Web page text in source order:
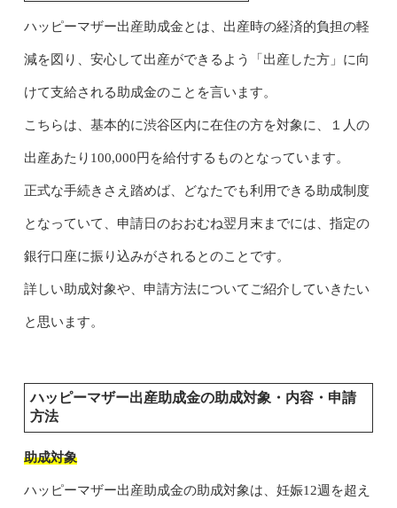
ハッピーマザー出産助成金とは、出産時の経済的負担の軽
減を図り、安心して出産ができるよう「出産した方」に向
けて支給される助成金のことを言います。
こちらは、基本的に渋谷区内に在住の方を対象に、１人の
出産あたり100,000円を給付するものとなっています。
正式な手続きさえ踏めば、どなたでも利用できる助成制度
となっていて、申請日のおおむね翌月末までには、指定の
銀行口座に振り込みがされるとのことです。
詳しい助成対象や、申請方法についてご紹介していきたい
と思います。
ハッピーマザー出産助成金の助成対象・内容・申請
方法
助成対象
ハッピーマザー出産助成金の助成対象は、妊娠12週を超え